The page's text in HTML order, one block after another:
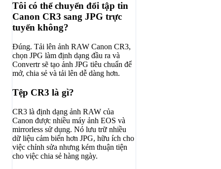
Tôi có thể chuyển đổi tập tin
Canon CR3 sang JPG trực
tuyến không?
Đúng. Tải lên ảnh RAW Canon CR3,
chọn JPG làm định dạng đầu ra và
Convertr sẽ tạo ảnh JPG tiêu chuẩn để
mở, chia sẻ và tải lên dễ dàng hơn.
Tệp CR3 là gì?
CR3 là định dạng ảnh RAW của
Canon được nhiều máy ảnh EOS và
mirrorless sử dụng. Nó lưu trữ nhiều
dữ liệu cảm biến hơn JPG, hữu ích cho
việc chỉnh sửa nhưng kém thuận tiện
cho việc chia sẻ hàng ngày.